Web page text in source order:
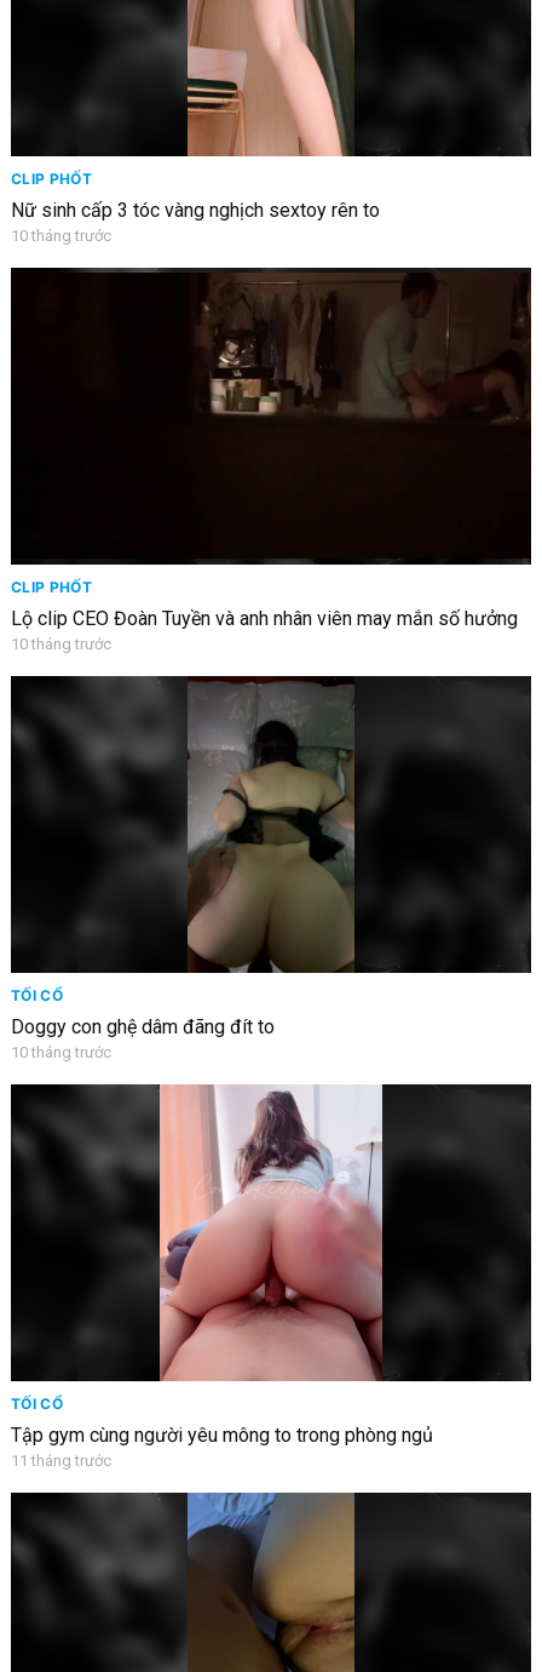
CLIP PHỐT
Nữ sinh cấp 3 tóc vàng nghịch sextoy rên to
10 tháng trước
CLIP PHỐT
Lộ clip CEO Đoàn Tuyền và anh nhân viên may mắn số hưởng
10 tháng trước
TỐI CỔ
Doggy con ghệ dâm đãng đít to
10 tháng trước
TỐI CỔ
Tập gym cùng người yêu mông to trong phòng ngủ
11 tháng trước